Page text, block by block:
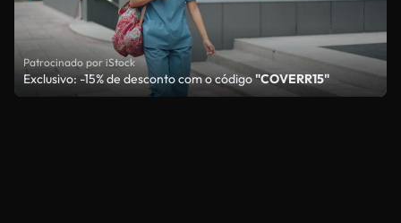
Patrocinado por iStock
Exclusivo: -15% de desconto com o código"COVERR15"